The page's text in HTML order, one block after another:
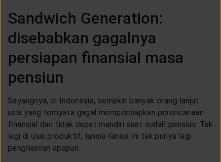
Sandwich Generation:
disebabkan gagalnya
persiapan finansial masa
pensiun
Sayangnya, di Indonesia, semakin banyak orang lanjut
usia yang ternyata gagal mempersiapkan perencanaan
finansial dan tidak dapat mandiri saat sudah pensiun. Tak
lagi di usia produktif, lansia-lansia ini tak punya lagi
penghasilan apapun.
LAYANAN NASABAH
ARTIKEL DAN BERITA
ACARA